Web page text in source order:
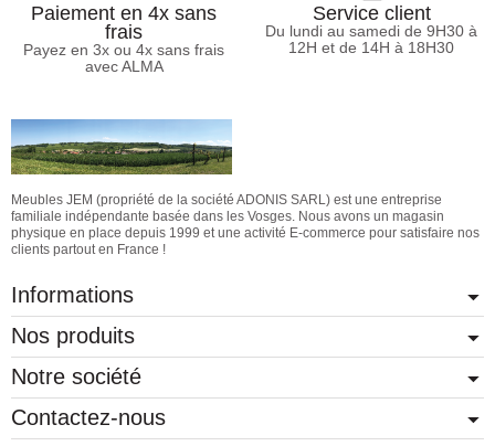
Paiement en 4x sans
frais
Payez en 3x ou 4x sans frais
avec ALMA
Service client
Du lundi au samedi de 9H30 à
12H et de 14H à 18H30
Meubles JEM (propriété de la société ADONIS SARL) est une entreprise
familiale indépendante basée dans les Vosges. Nous avons un magasin
physique en place depuis 1999 et une activité E-commerce pour satisfaire nos
clients partout en France !
Informations
Nos produits
Notre société
Contactez-nous